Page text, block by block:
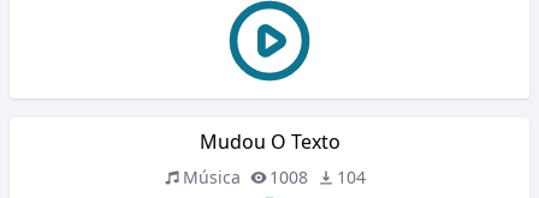
Mudou O Texto
Música 1008 104